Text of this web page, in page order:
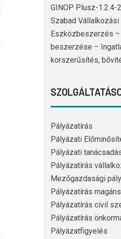
GINOP Plusz-1.2.4-
Szabad Vállalkozási
Eszközbeszerzés
beszerzése –
korszerűsítés,
Pályázatírás
Pályázati
Pályázati
Pályázatírás
Mezőgazdasági
Pályázatírás
Pályázatírás civil
Pályázatírás
Pályázatfigyelés